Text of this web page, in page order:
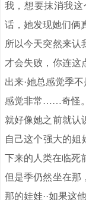
我，想要抹消我
话，她发现她们俩
所以今天突然来认
才会失败，你连这
出来·她总感觉季
感觉非常……奇怪。
就好像她之前就
自己这个强大的姐
下来的人类在临死
但是季仍然坐在那
那的娃娃··如果这